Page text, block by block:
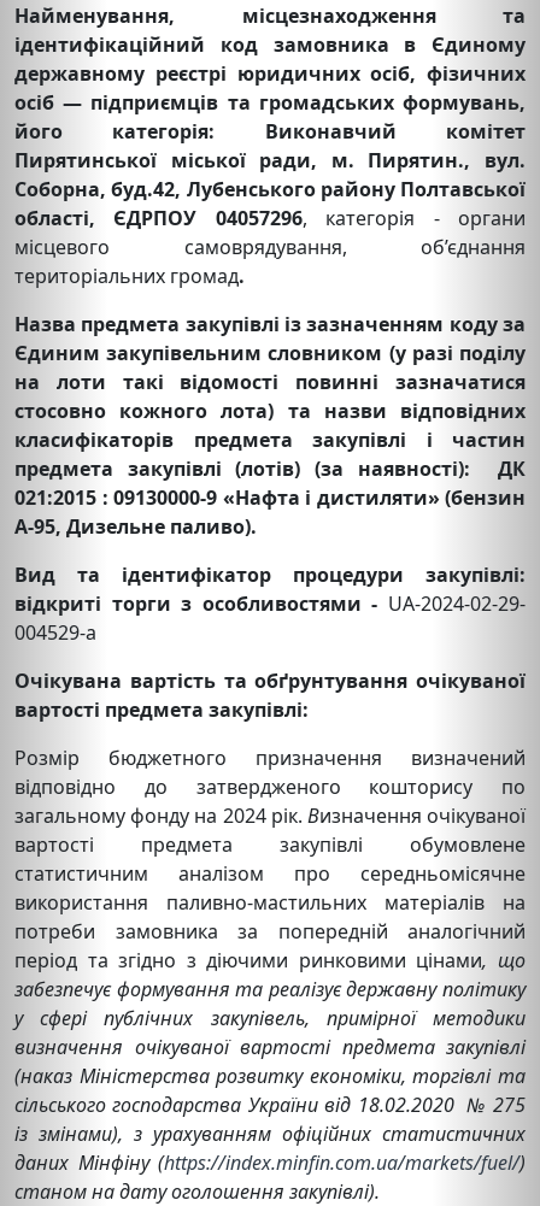
Найменування, місцезнаходження та
ідентифікаційний код замовника в Єдиному
державному реєстрі юридичних осіб, фізичних
осіб — підприємців та громадських формувань,
його категорія: Виконавчий комітет
Пирятинської міської ради, м. Пирятин., вул.
Соборна, буд.42, Лубенського району Полтавської
області, ЄДРПОУ 04057296, категорія - органи
місцевого самоврядування, об’єднання
територіальних громад.
Назва предмета закупівлі із зазначенням коду за
Єдиним закупівельним словником (у разі поділу
на лоти такі відомості повинні зазначатися
стосовно кожного лота) та назви відповідних
класифікаторів предмета закупівлі і частин
предмета закупівлі (лотів) (за наявності): ДК
021:2015 : 09130000-9 «Нафта і дистиляти» (бензин
А-95, Дизельне паливо).
Вид та ідентифікатор процедури закупівлі:
відкриті торги з особливостями - UA-2024-02-29-
004529-a
Очікувана вартість та обґрунтування очікуваної
вартості предмета закупівлі:
Розмір бюджетного призначення визначений
відповідно до затвердженого кошторису по
загальному фонду на 2024 рік. Визначення очікуваної
вартості предмета закупівлі обумовлене
статистичним аналізом про середньомісячне
використання паливно-мастильних матеріалів на
потреби замовника за попередній аналогічний
період та згідно з діючими ринковими цінами, що
забезпечує формування та реалізує державну політику
у сфері публічних закупівель, примірної методики
визначення очікуваної вартості предмета закупівлі
(наказ Міністерства розвитку економіки, торгівлі та
сільського господарства України від 18.02.2020 № 275
із змінами), з урахуванням офіційних статистичних
даних Мінфіну (https://index.minfin.com.ua/markets/fuel/)
станом на дату оголошення закупівлі).